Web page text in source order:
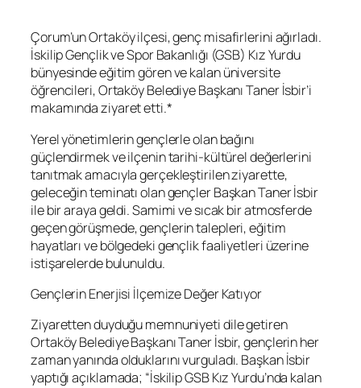
Çorum’un Ortaköy ilçesi, genç misafirlerini ağırladı.
İskilip Gençlik ve Spor Bakanlığı (GSB) Kız Yurdu
bünyesinde eğitim gören ve kalan üniversite
öğrencileri, Ortaköy Belediye Başkanı Taner İsbir’i
makamında ziyaret etti.*
Yerel yönetimlerin gençlerle olan bağını
güçlendirmek ve ilçenin tarihi-kültürel değerlerini
tanıtmak amacıyla gerçekleştirilen ziyarette,
geleceğin teminatı olan gençler Başkan Taner İsbir
ile bir araya geldi. Samimi ve sıcak bir atmosferde
geçen görüşmede, gençlerin talepleri, eğitim
hayatları ve bölgedeki gençlik faaliyetleri üzerine
istişarelerde bulunuldu.
Gençlerin Enerjisi İlçemize Değer Katıyor
Ziyaretten duyduğu memnuniyeti dile getiren
Ortaköy Belediye Başkanı Taner İsbir, gençlerin her
zaman yanında olduklarını vurguladı. Başkan İsbir
yaptığı açıklamada; “İskilip GSB Kız Yurdu’nda kalan